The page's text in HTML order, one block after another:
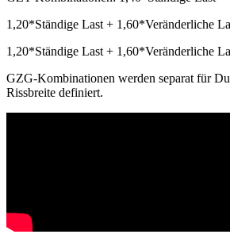
1,20*Ständige Last + 1,60*Veränderliche
1,20*Ständige Last + 1,60*Veränderliche
GZG-Kombinationen werden separat für
Rissbreite definiert.